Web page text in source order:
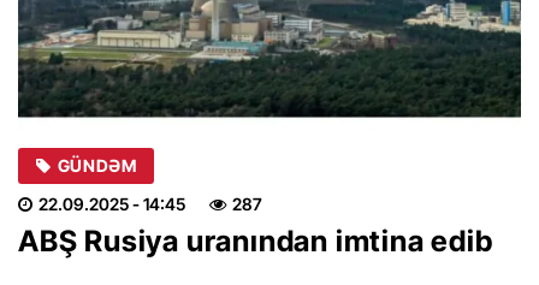
GÜNDƏM
22.09.2025- 14:45 287
ABŞ Rusiya uranından imtina edib